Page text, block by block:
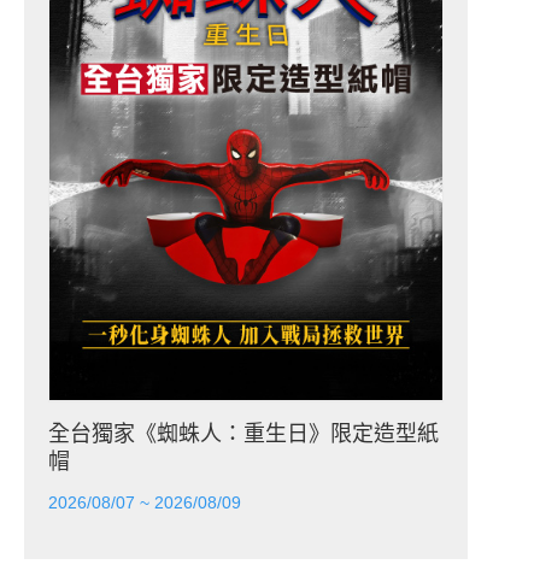
全台獨家《蜘蛛人：重生日》限定造型紙
帽
2026/08/07 ~ 2026/08/09